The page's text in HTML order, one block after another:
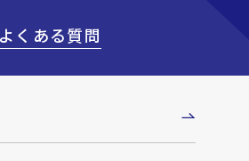
よくある質問